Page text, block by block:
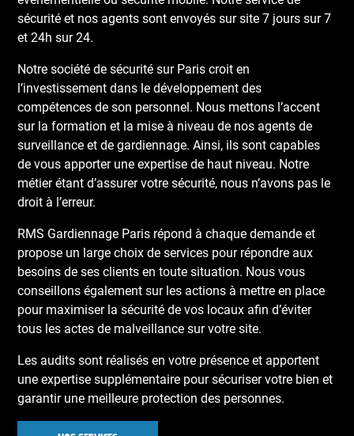
sécurité et nos agents sont envoyés sur site 7 jours sur 7
et 24h sur 24.
Notre société de sécurité sur Paris croit en
l’investissement dans le développement des
compétences de son personnel. Nous mettons l’accent
sur la formation et la mise à niveau de nos agents de
surveillance et de gardiennage. Ainsi, ils sont capables
de vous apporter une expertise de haut niveau. Notre
métier étant d’assurer votre sécurité, nous n’avons pas le
droit à l’erreur.
RMS Gardiennage Paris répond à chaque demande et
propose un large choix de services pour répondre aux
besoins de ses clients en toute situation. Nous vous
conseillons également sur les actions à mettre en place
pour maximiser la sécurité de vos locaux afin d’éviter
tous les actes de malveillance sur votre site.
Les audits sont réalisés en votre présence et apportent
une expertise supplémentaire pour sécuriser votre bien et
garantir une meilleure protection des personnes.